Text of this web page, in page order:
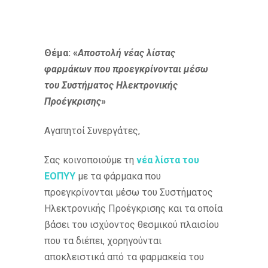
Θέμα: «Αποστολή νέας λίστας
φαρμάκων που προεγκρίνονται μέσω
του Συστήματος Ηλεκτρονικής
Προέγκρισης»
Αγαπητοί Συνεργάτες,
Σας κοινοποιούμε τη νέα λίστα του
ΕΟΠΥΥ με τα φάρμακα που
προεγκρίνονται μέσω του Συστήματος
Ηλεκτρονικής Προέγκρισης και τα οποία
βάσει του ισχύοντος θεσμικού πλαισίου
που τα διέπει, χορηγούνται
αποκλειστικά από τα φαρμακεία του